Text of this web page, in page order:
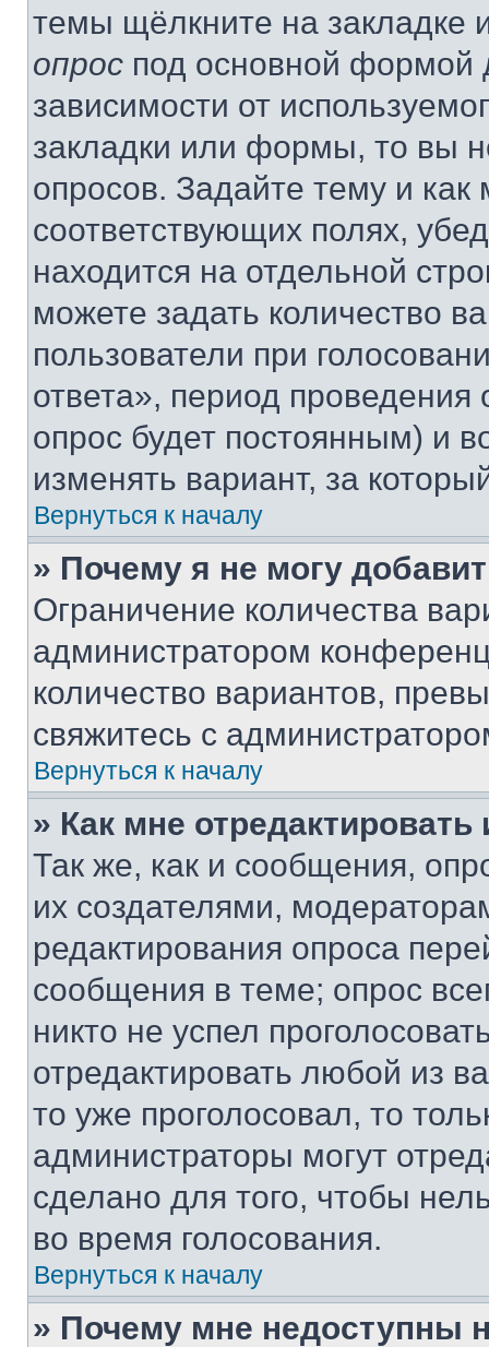
темы щёлкните на
опрос под основной формой
зависимости от
закладки или формы, то вы
опросов. Задайте тему и
соответствующих полях,
находится на отдельной
можете задать количество
пользователи при
ответа», период проведения
опрос будет постоянным) и
изменять вариант, за
Вернуться к началу
» Почему я не могу
Ограничение количества
администратором
количество вариантов,
свяжитесь с
Вернуться к началу
» Как мне
Так же, как и сообщения,
их создателями,
редактирования опроса
сообщения в теме; опрос
никто не успел
отредактировать любой из
то уже проголосовал, то
администраторы могут
сделано для того, чтобы
во время голосования.
Вернуться к началу
» Почему мне недоступны